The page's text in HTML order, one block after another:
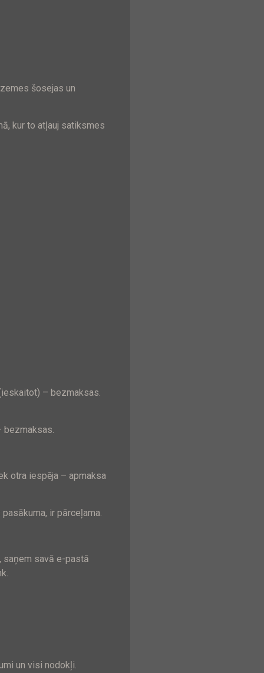
šosejas un
kur to atļauj satiksmes
– bezmaksas.
bezmaksas.
otra iespēja – apmaksa
ir pārceļama.
saņem savā e-pastā
un visi nodokļi.